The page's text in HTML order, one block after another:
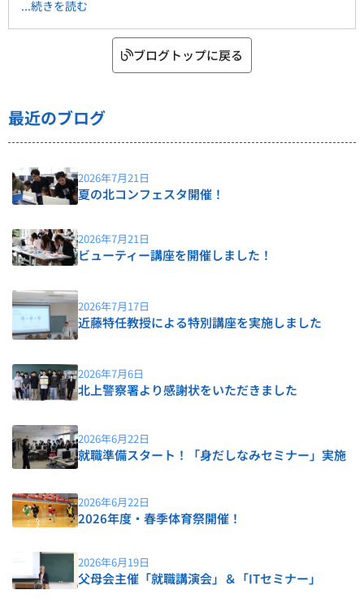
...続きを読む
ブログトップに戻る
最近のブログ
2026年7月21日
夏の北コンフェスタ開催！
2026年7月21日
ビューティー講座を開催しました！
2026年7月17日
近藤特任教授による特別講座を実施しました
2026年7月6日
北上警察署より感謝状をいただきました
2026年6月22日
就職準備スタート！「身だしなみセミナー」実施
2026年6月22日
2026年度・春季体育祭開催！
2026年6月19日
父母会主催「就職講演会」＆「ITセミナー」